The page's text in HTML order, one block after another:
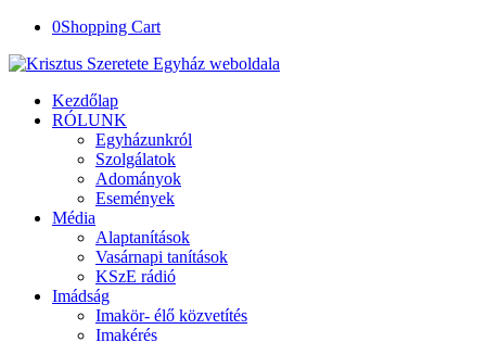
0Shopping Cart
Kezdőlap
RÓLUNK
Egyházunkról
Szolgálatok
Adományok
Események
Média
Alaptanítások
Vasárnapi tanítások
KSzE rádió
Imádság
Imakör- élő közvetítés
Imakérés